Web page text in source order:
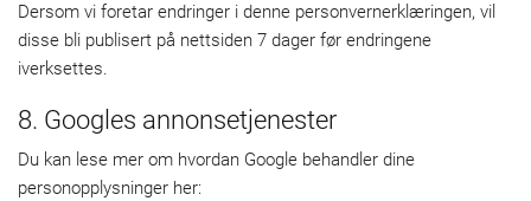
Dersom vi foretar endringer i denne personvernerklæringen, vil
disse bli publisert på nettsiden 7 dager før endringene
iverksettes.
8. Googles annonsetjenester
Du kan lese mer om hvordan Google behandler dine
personopplysninger her: